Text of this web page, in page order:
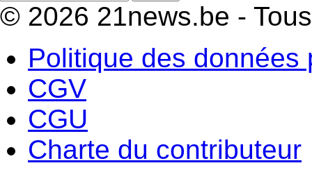
© 2026 21news.be -
Politique des données
CGV
CGU
Charte du contributeur